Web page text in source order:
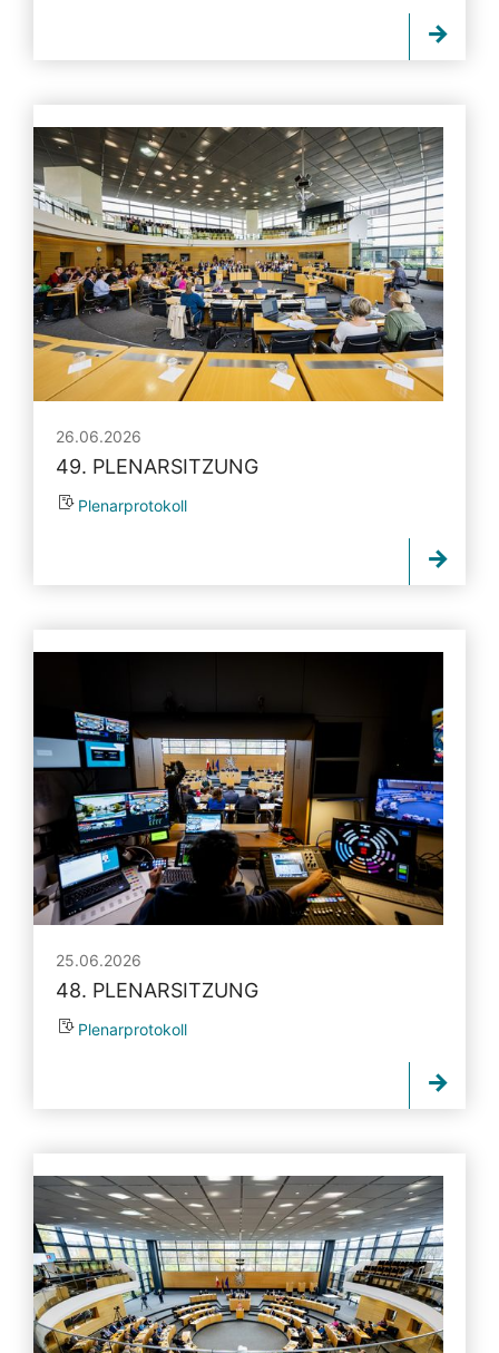
26.06.2026
49. PLENARSITZUNG
Plenarprotokoll
25.06.2026
48. PLENARSITZUNG
Plenarprotokoll